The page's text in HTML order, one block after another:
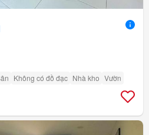
Không có đồ đạc Nhà kho Vườn